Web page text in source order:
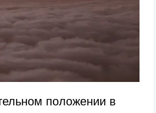
положении в